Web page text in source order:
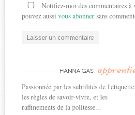
Notifiez-moi des commentaires
pouvez aussivous abonner sans
HANNA GAS,
Passionnée par les subtilités de l'étiquette,
les règles de savoir-vivre, et les
raffinements de la politesse...